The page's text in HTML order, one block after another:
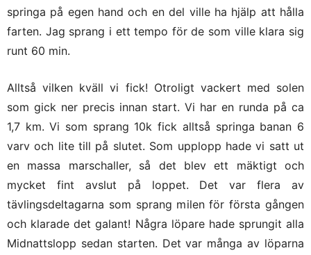
springa på egen hand och en del ville ha hjälp att hålla
farten. Jag sprang i ett tempo för de som ville klara sig
runt 60 min.
Alltså vilken kväll vi fick! Otroligt vackert med solen
som gick ner precis innan start. Vi har en runda på ca
1,7 km. Vi som sprang 10k fick alltså springa banan 6
varv och lite till på slutet. Som upplopp hade vi satt ut
en massa marschaller, så det blev ett mäktigt och
mycket fint avslut på loppet. Det var flera av
tävlingsdeltagarna som sprang milen för första gången
och klarade det galant! Några löpare hade sprungit alla
Midnattslopp sedan starten. Det var många av löparna